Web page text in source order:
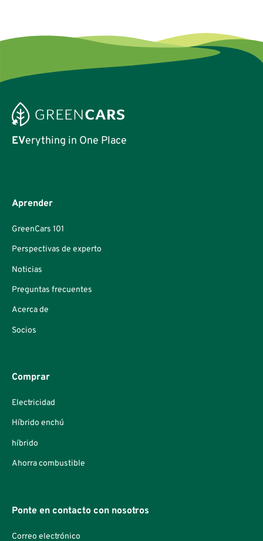
EVerything in One Place
Aprender
GreenCars 101
Perspectivas de experto
Noticias
Preguntas frecuentes
Acerca de
Socios
Comprar
Electricidad
Híbrido enchú
híbrido
Ahorra combustible
Ponte en contacto con nosotros
Correo electrónico